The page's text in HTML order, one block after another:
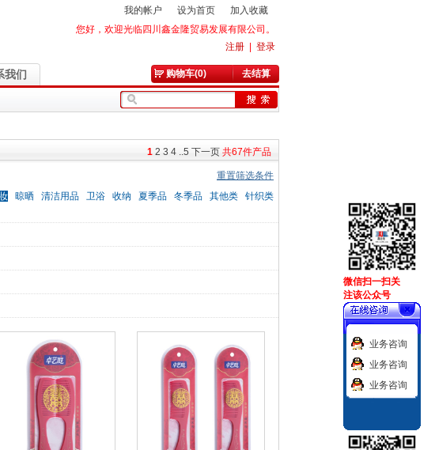
我的帐户 设为首页
加入收藏
您好，欢迎光临四川鑫金隆贸易发展有限公司。
注册
登录
我们 购物车(0) 去结算
微信扫一扫关
注该公众号
业务咨询
业务咨询
业务咨询
1 2 3 4 ..5 下一页 共67件产品
重置筛选条件
晾晒 清洁用品 卫浴 收纳 夏季品 冬季品 其他类
针织类